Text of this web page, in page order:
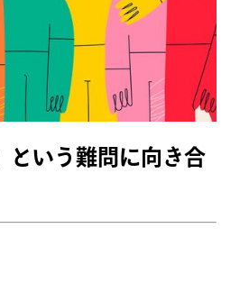
という難問に向き合